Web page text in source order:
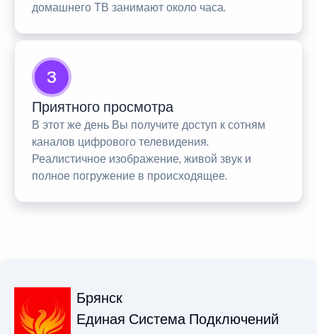
домашнего ТВ занимают около часа.
3
Приятного просмотра
В этот же день Вы получите доступ к сотням
каналов цифрового телевидения.
Реалистичное изображение, живой звук и
полное погружение в происходящее.
Брянск
Единая Система Подключений